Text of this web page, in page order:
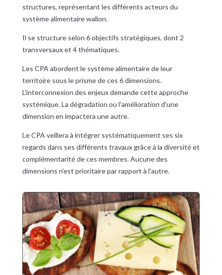
structures, représentant les différents acteurs du
système alimentaire wallon.
Il se structure selon 6 objectifs stratégiques, dont 2
transversaux et 4 thématiques.
Les CPA abordent le système alimentaire de leur
territoire sous le prisme de ces 6 dimensions.
L'interconnexion des enjeux demande cette approche
systémique. La dégradation ou l'amélioration d'une
dimension en impactera une autre.
Le CPA veillera à intégrer systématiquement ses six
regards dans ses différents travaux grâce à la diversité et
complémentarité de ces membres. Aucune des
dimensions n'est prioritaire par rapport à l'autre.